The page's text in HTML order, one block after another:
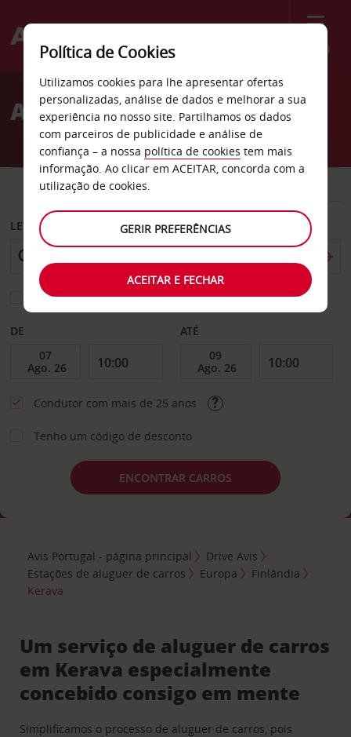
Menu
Welcome
AvisAluguer de carros Kerava
CARRO
LEVANTAR EM
Escolher uma estação de devolução diferente
DE ATÉ
Condutor com mais de 25 anos
Tenho um código de desconto
ENCONTRAR CARROS
Avis Portugal - página principal
Drive Avis
Estações de aluguer de carros
Europa
Finlândia
Kerava
Um serviço de aluguer de carros
em Kerava especialmente
concebido consigo em mente
Simplificamos o processo de aluguer de carros, pois
Política de Cookies
Utilizamos cookies para lhe apresentar ofertas
personalizadas, análise de dados e melhorar a sua
experiência no nosso site. Partilhamos os dados
com parceiros de publicidade e análise de
confiança – a nossa política de cookies tem mais
informação. Ao clicar em ACEITAR, concorda com a
utilização de cookies.
GERIR PREFERÊNCIAS
ACEITAR E FECHAR